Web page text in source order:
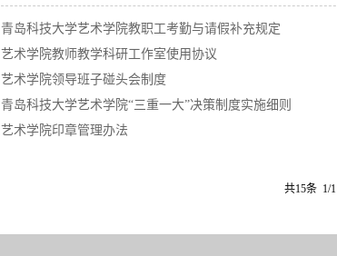
青岛科技大学艺术学院教职工考勤与请假补充规定
艺术学院教师教学科研工作室使用协议
艺术学院领导班子碰头会制度
青岛科技大学艺术学院“三重一大”决策制度实施细则
艺术学院印章管理办法
共15条 1/1